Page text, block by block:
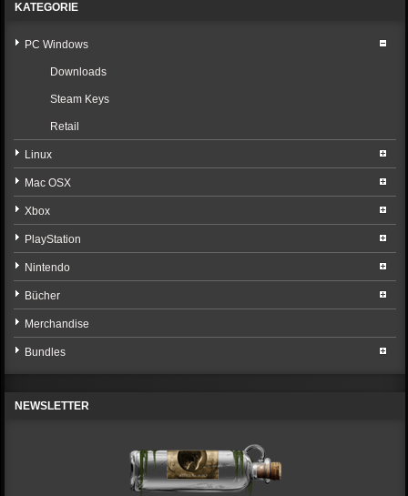
KATEGORIE
PC Windows
Downloads
Steam Keys
Retail
Linux
Mac OSX
Xbox
PlayStation
Nintendo
Bücher
Merchandise
Bundles
NEWSLETTER